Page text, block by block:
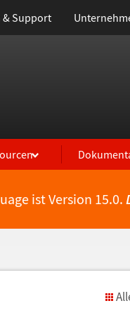
& Support
ist Version 15.0.